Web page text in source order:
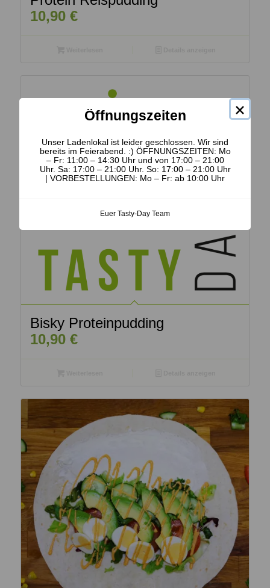
10,90 €
Bisky Proteinpudding
10,90 €
×
Öffnungszeiten
Unser Ladenlokal ist leider geschlossen. Wir sind
bereits im Feierabend. :) ÖFFNUNGSZEITEN: Mo
– Fr: 11:00 – 14:30 Uhr und von 17:00 – 21:00
Uhr. Sa: 17:00 – 21:00 Uhr. So: 17:00 – 21:00 Uhr
| VORBESTELLUNGEN: Mo – Fr: ab 10:00 Uhr
Euer Tasty-Day Team